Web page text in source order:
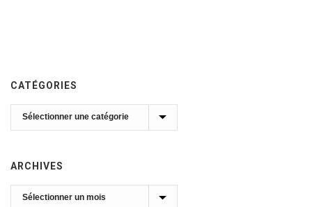
CATÉGORIES
Catégories
ARCHIVES
Archives